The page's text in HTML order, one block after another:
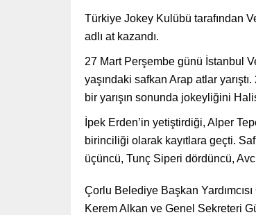
Türkiye Jokey Kulübü tarafından
adlı at kazandı.
27 Mart Perşembe günü İstanbul
yaşındaki safkan Arap atlar
bir yarışın sonunda jokeyliğini
İpek Erden’in yetiştirdiği, Alper
birinciliği olarak kayıtlara geçti.
üçüncü, Tunç Siperi dördüncü,
Çorlu Belediye Başkan
Kerem Alkan ve Genel Sekreteri